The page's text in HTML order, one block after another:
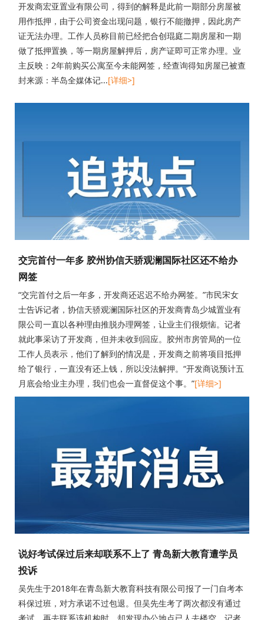
开发商宏亚置业有限公司，得到的解释是此前一期部分房屋被
用作抵押，由于公司资金出现问题，银行不能撤押，因此房产
证无法办理。工作人员称目前已经把合创琨庭二期房屋和一期
做了抵押置换，等一期房屋解押后，房产证即可正常办理。业
主反映：2年前购买公寓至今未能网签，经查询得知房屋已被查
封来源：半岛全媒体记...[详细>]
交完首付一年多 胶州协信天骄观澜国际社区还不给办
网签
“交完首付之后一年多，开发商还迟迟不给办网签。”市民宋女
士告诉记者，协信天骄观澜国际社区的开发商青岛少城置业有
限公司一直以各种理由推脱办理网签，让业主们很烦恼。记者
就此事采访了开发商，但并未收到回应。胶州市房管局的一位
工作人员表示，他们了解到的情况是，开发商之前将项目抵押
给了银行，一直没有还上钱，所以没法解押。“开发商说预计五
月底会给业主办理，我们也会一直督促这个事。”[详细>]
说好考试保过后来却联系不上了 青岛新大教育遭学员
投诉
吴先生于2018年在青岛新大教育科技有限公司报了一门自考本
科保过班，对方承诺不过包退。但吴先生考了两次都没有通过